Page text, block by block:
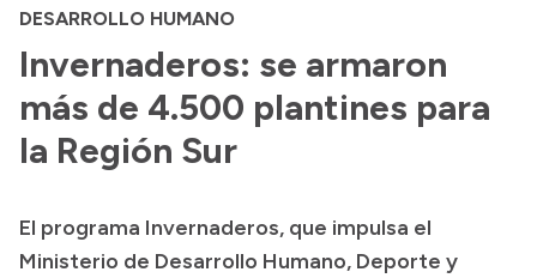
Autoridades
Delegaciones
Consultorios Propios
Presentación CV
Transparencia
DESARROLLO HUMANO
Invernaderos: se armaron
más de 4.500 plantines para
la Región Sur
El programa Invernaderos, que impulsa el
Ministerio de Desarrollo Humano, Deporte y